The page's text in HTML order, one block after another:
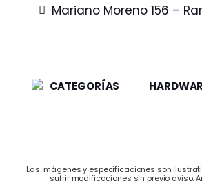
Mariano Moreno 156 –
CATEGORÍAS
Las imágenes y especificaciones son
sufrir modificaciones sin previo aviso.